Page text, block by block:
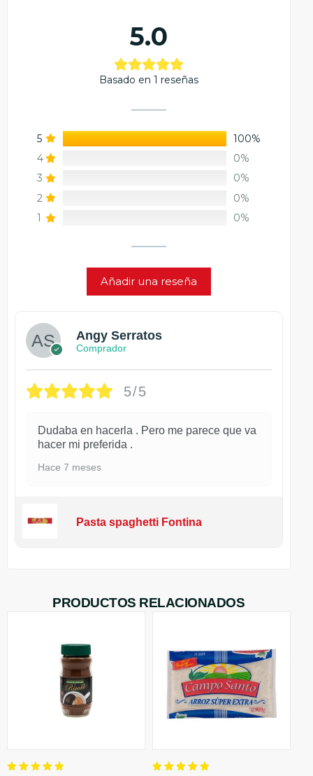
5.0
Basado en 1 reseñas
5
100%
4
0%
3
0%
2
0%
1
0%
Añadir una reseña
Angy Serratos
Comprador
5/5
Dudaba en hacerla . Pero me parece que va
hacer mi preferida .
Hace 7 meses
Pasta spaghetti Fontina
PRODUCTOS RELACIONADOS